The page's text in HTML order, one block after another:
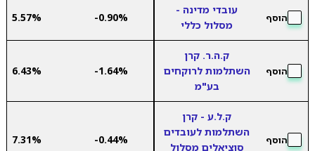
הוסף
עובדי מדינה -
מסלול כללי
-0.90%
5.57%
הוסף
ק.ה.ר. קרן
השתלמות לרוקחים
בע"מ
-1.64%
6.43%
הוסף
ק.ל.ע - קרן
השתלמות לעובדים
סוציאלים מסלול
-0.44%
7.31%